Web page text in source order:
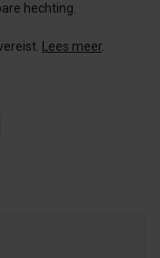
hechting.
Lees meer